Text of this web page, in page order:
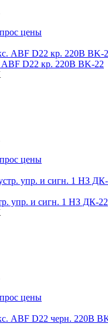
цены
D22 кр. 220В ВK-22
цены
упр. и сигн. 1 НЗ ДК-22
цены